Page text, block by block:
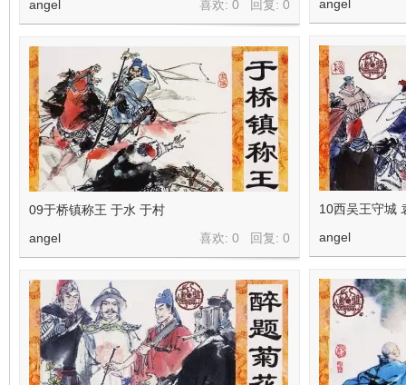
angel
喜欢: 0 回复: 0
angel
10西吴王守城
angel
09于桥镇称王 于水 于村
喜欢: 0 回复: 0
angel